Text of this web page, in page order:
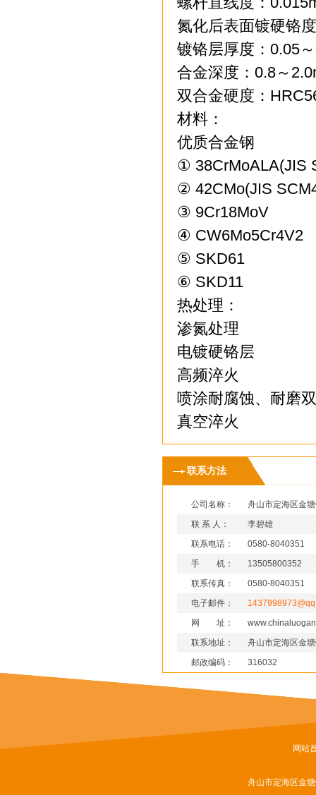
氮化后表面镀硬铬
镀铬层厚度：0.05
合金深度：0.8～
双合金硬度：
材料：
优质合金钢
① 38CrMoALA(JIS
② 42CMo(JIS
③ 9Cr18MoV
④ CW6Mo5Cr4V2
⑤ SKD61
⑥ SKD11
热处理：
渗氮处理
电镀硬铬层
高频淬火
喷涂耐腐蚀、耐磨
真空淬火
联系方法
公司名称：
舟山市定海区金
联 系 人：
李碧雄
联系电话：
0580-8040351
手 机：
13505800352
联系传真：
0580-8040351
电子邮件：
网 址：
联系地址：
舟山市定海区金
邮政编码：
316032
网站
舟山市定海区金